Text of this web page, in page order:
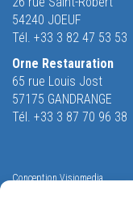
54240 JOEUF
Tél. +33 3 82 47 53 53
Orne Restauration
65 rue Louis Jost
57175 GANDRANGE
Tél. +33 3 87 70 96 38
ConceptionVisiomedia